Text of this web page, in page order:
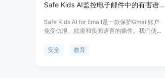
Safe Kids AI监控电子邮件中的有害语言
Safe Kids AI for Email是一款保护Gmail账户
免受仇恨、欺凌和负面语言的插件。我们使用
子们写不友善的邮件时，我们会暂停并让他们
安全 教育